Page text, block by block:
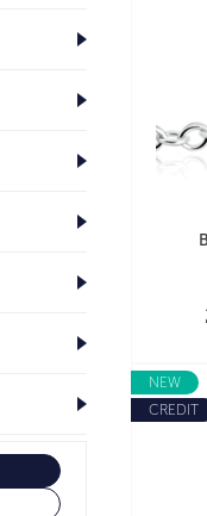
NEW
CREDIT